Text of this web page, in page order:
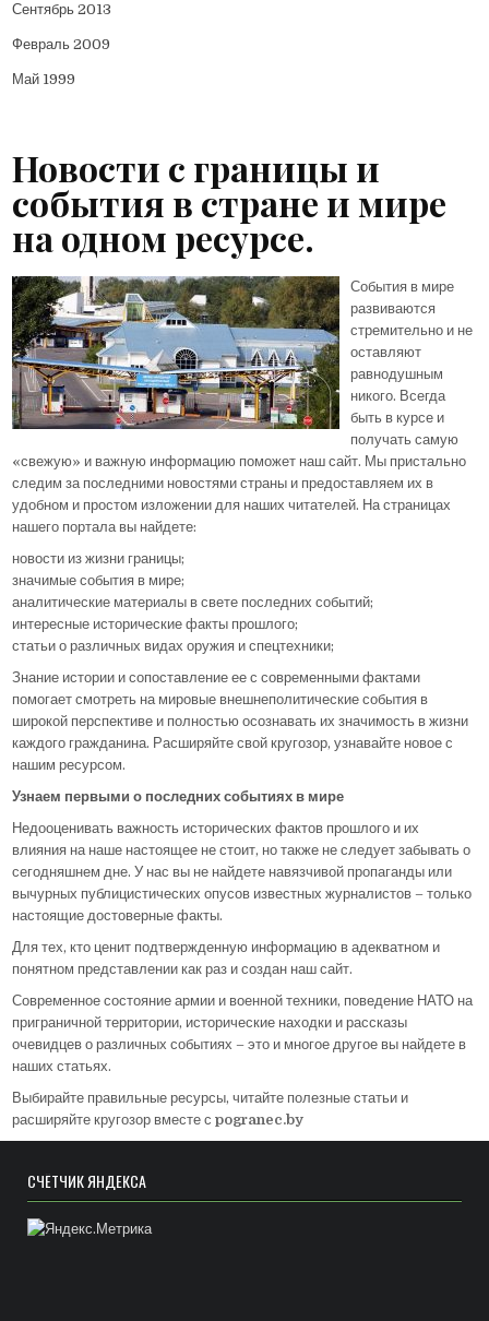
Сентябрь 2013
Февраль 2009
Май 1999
Новости с границы и
события в стране и мире
на одном ресурсе.
События в мире
развиваются
стремительно и не
оставляют
равнодушным
никого. Всегда
быть в курсе и
получать самую
«свежую» и важную информацию поможет наш сайт. Мы пристально
следим за последними новостями страны и предоставляем их в
удобном и простом изложении для наших читателей. На страницах
нашего портала вы найдете:
новости из жизни границы;
значимые события в мире;
аналитические материалы в свете последних событий;
интересные исторические факты прошлого;
статьи о различных видах оружия и спецтехники;
Знание истории и сопоставление ее с современными фактами
помогает смотреть на мировые внешнеполитические события в
широкой перспективе и полностью осознавать их значимость в жизни
каждого гражданина. Расширяйте свой кругозор, узнавайте новое с
нашим ресурсом.
Узнаем первыми о последних событиях в мире
Недооценивать важность исторических фактов прошлого и их
влияния на наше настоящее не стоит, но также не следует забывать о
сегодняшнем дне. У нас вы не найдете навязчивой пропаганды или
вычурных публицистических опусов известных журналистов – только
настоящие достоверные факты.
Для тех, кто ценит подтвержденную информацию в адекватном и
понятном представлении как раз и создан наш сайт.
Современное состояние армии и военной техники, поведение НАТО на
приграничной территории, исторические находки и рассказы
очевидцев о различных событиях – это и многое другое вы найдете в
наших статьях.
Выбирайте правильные ресурсы, читайте полезные статьи и
расширяйте кругозор вместе сpogranec.by
СЧЁТЧИК ЯНДЕКСА